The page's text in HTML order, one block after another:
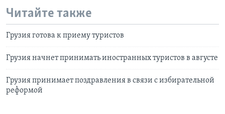
Читайте также
Грузия готова к приему туристов
Грузия начнет принимать иностранных туристов в августе
Грузия принимает поздравления в связи с избирательной
реформой